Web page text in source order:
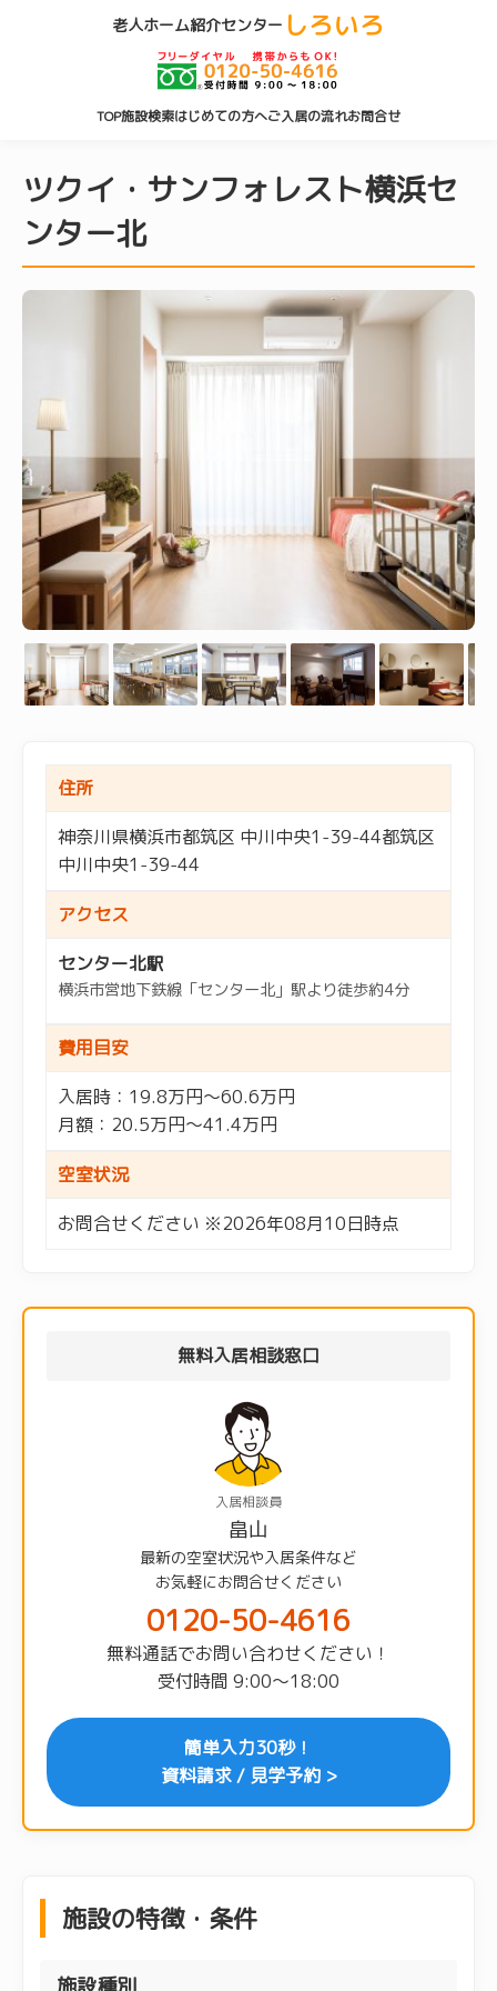
老人ホーム紹介センター しろいろ
TOP施設検索はじめての方へご入居の流れお問合せ
ツクイ・サンフォレスト横浜セ
ンター北
住所
神奈川県横浜市都筑区 中川中央1-39-44都筑区
中川中央1-39-44
アクセス
センター北駅
横浜市営地下鉄線「センター北」駅より徒歩約4分
費用目安
入居時：19.8万円～60.6万円
月額：20.5万円～41.4万円
空室状況
お問合せください ※2026年08月10日時点
無料入居相談窓口
入居相談員
畠山
最新の空室状況や入居条件など
お気軽にお問合せください
0120-50-4616
無料通話でお問い合わせください！
受付時間 9:00〜18:00
簡単入力30秒！
資料請求 / 見学予約 >
施設の特徴・条件